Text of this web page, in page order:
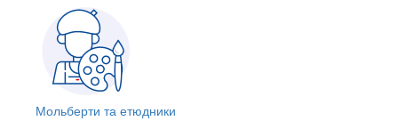
Мольберти та етюдники